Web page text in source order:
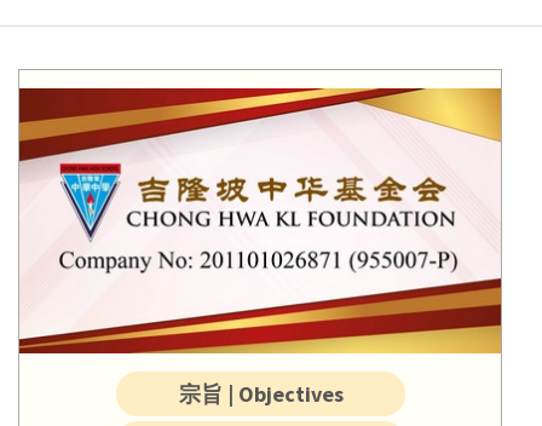
宗旨 | Objectives